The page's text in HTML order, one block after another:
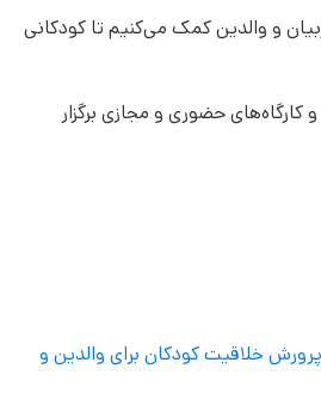
و والدین کمک می‌کنیم تا کودکانی
حضوری و مجازی برگزار
خلاقیت کودکان برای والدین و